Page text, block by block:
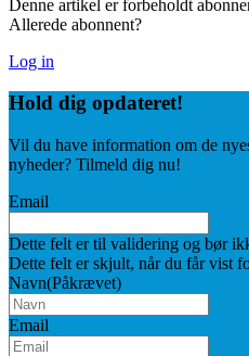
Denne artikel er forbeholdt
Allerede abonnent?
Log in
Hold dig opdateret!
Vil du have information om de
nyheder? Tilmeld dig nu!
Email
Dette felt er til validering og bør
Dette felt er skjult, når du får vist
Navn(Påkrævet)
Email